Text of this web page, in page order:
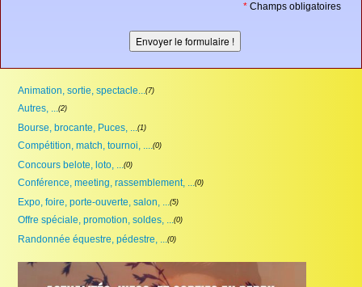
* Champs obligatoires
Animation, sortie, spectacle...(7)
Autres, ...(2)
Bourse, brocante, Puces, ...(1)
Compétition, match, tournoi, ....(0)
Concours belote, loto, ...(0)
Conférence, meeting, rassemblement, ...(0)
Expo, foire, porte-ouverte, salon, ...(5)
Offre spéciale, promotion, soldes, ...(0)
Randonnée équestre, pédestre, ...(0)